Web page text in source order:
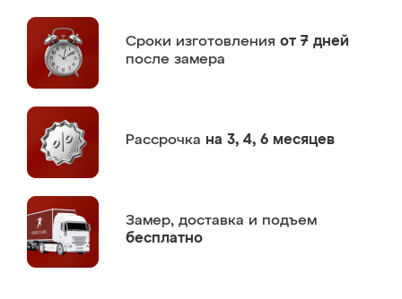
Сроки изготовления от 7 дней
после замера
Рассрочка на 3, 4, 6 месяцев
Замер, доставка и подъем
бесплатно